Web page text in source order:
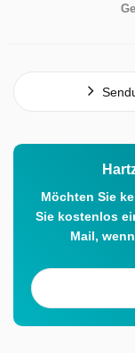
Möchten Sie
Sie kostenlos
Mail,